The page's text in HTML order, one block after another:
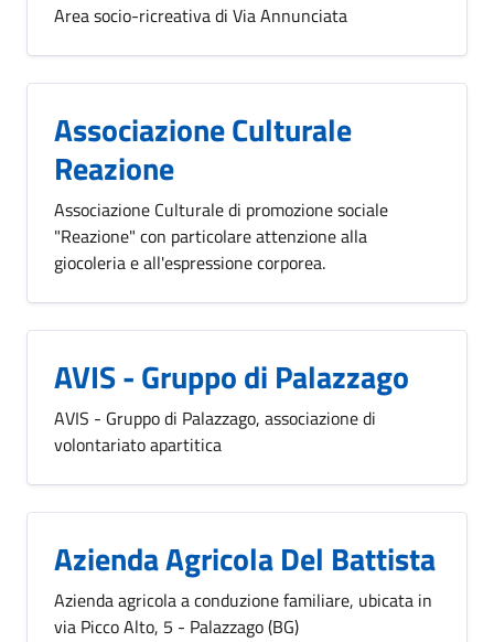
Area socio-ricreativa di Via Annunciata
Associazione Culturale
Reazione
Associazione Culturale di promozione sociale
"Reazione" con particolare attenzione alla
giocoleria e all'espressione corporea.
AVIS - Gruppo di Palazzago
AVIS - Gruppo di Palazzago, associazione di
volontariato apartitica
Azienda Agricola Del Battista
Azienda agricola a conduzione familiare, ubicata in
via Picco Alto, 5 - Palazzago (BG)